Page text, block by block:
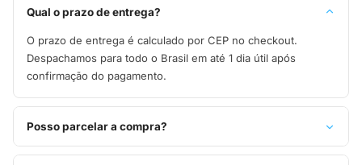
Qual o prazo de entrega?
O prazo de entrega é calculado por CEP no checkout.
Despachamos para todo o Brasil em até 1 dia útil após
confirmação do pagamento.
Posso parcelar a compra?
Sim, parcelamos em até 10x sem juros no cartão de crédito,